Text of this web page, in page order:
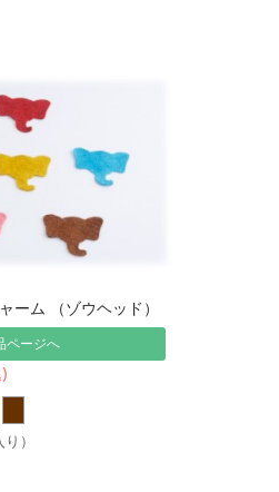
ーム （ゾウヘッド）
ページへ
）